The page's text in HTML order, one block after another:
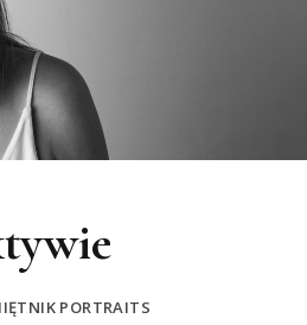
PORTRAITS